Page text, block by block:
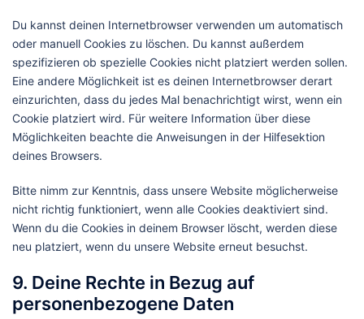
Du kannst deinen Internetbrowser verwenden um automatisch
oder manuell Cookies zu löschen. Du kannst außerdem
spezifizieren ob spezielle Cookies nicht platziert werden sollen.
Eine andere Möglichkeit ist es deinen Internetbrowser derart
einzurichten, dass du jedes Mal benachrichtigt wirst, wenn ein
Cookie platziert wird. Für weitere Information über diese
Möglichkeiten beachte die Anweisungen in der Hilfesektion
deines Browsers.
Bitte nimm zur Kenntnis, dass unsere Website möglicherweise
nicht richtig funktioniert, wenn alle Cookies deaktiviert sind.
Wenn du die Cookies in deinem Browser löscht, werden diese
neu platziert, wenn du unsere Website erneut besuchst.
9. Deine Rechte in Bezug auf
personenbezogene Daten